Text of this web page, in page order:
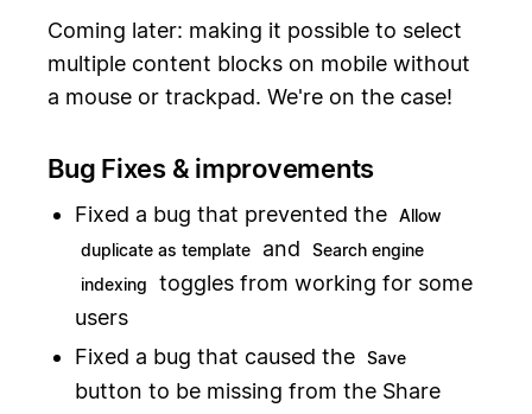
Coming later: making it possible to select
multiple content blocks on mobile without
a mouse or trackpad. We're on the case!
Bug Fixes & improvements
Fixed a bug that prevented the Allow
duplicate as template
and
Search engine
indexing
toggles from working for some
users
Fixed a bug that caused the Save
button to be missing from the Share